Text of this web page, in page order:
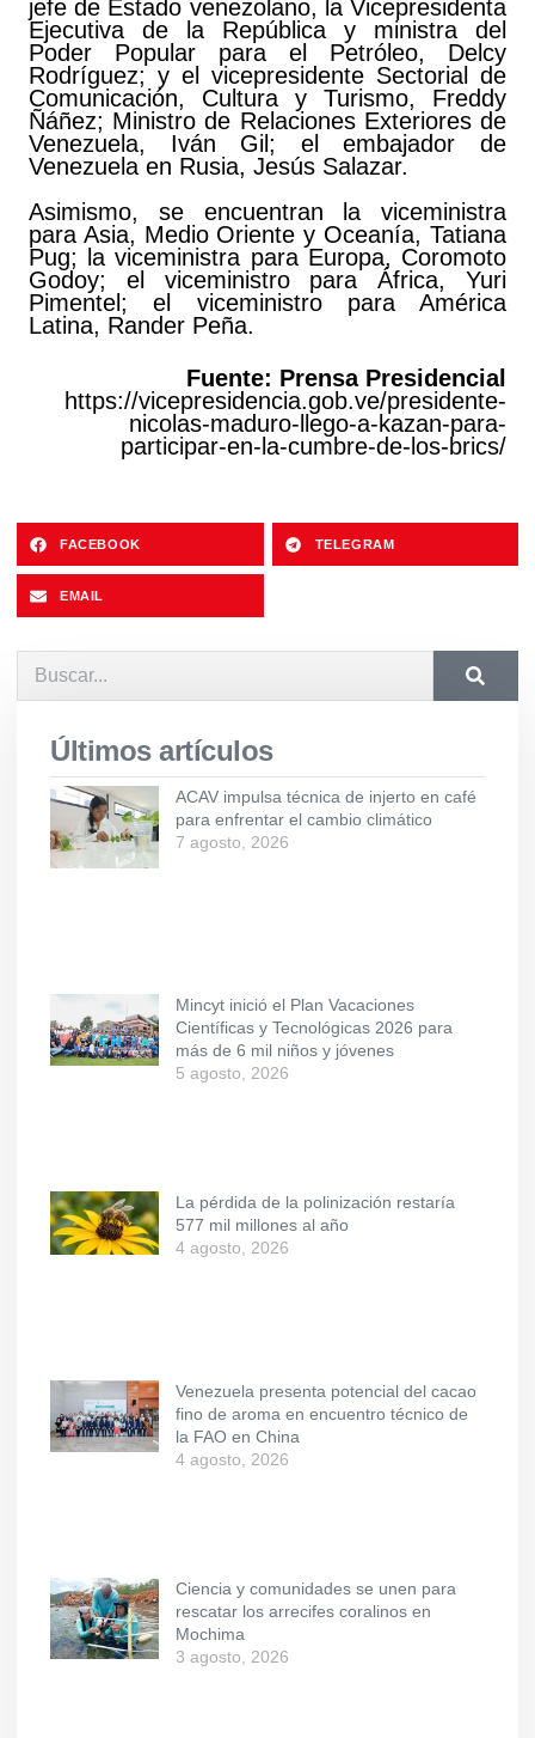
jefe de Estado venezolano, la Vicepresidenta
Ejecutiva de la República y ministra del
Poder Popular para el Petróleo, Delcy
Rodríguez; y el vicepresidente Sectorial de
Comunicación, Cultura y Turismo, Freddy
Ñáñez; Ministro de Relaciones Exteriores de
Venezuela, Iván Gil; el embajador de
Venezuela en Rusia, Jesús Salazar.
Asimismo, se encuentran la viceministra
para Asia, Medio Oriente y Oceanía, Tatiana
Pug; la viceministra para Europa, Coromoto
Godoy; el viceministro para África, Yuri
Pimentel; el viceministro para América
Latina, Rander Peña.
Fuente: Prensa Presidencial
https://vicepresidencia.gob.ve/presidente-
nicolas-maduro-llego-a-kazan-para-
participar-en-la-cumbre-de-los-brics/
FACEBOOK TELEGRAM
EMAIL
Últimos artículos
ACAV impulsa técnica de injerto en café
para enfrentar el cambio climático
7 agosto, 2026
Mincyt inició el Plan Vacaciones
Científicas y Tecnológicas 2026 para
más de 6 mil niños y jóvenes
5 agosto, 2026
La pérdida de la polinización restaría
577 mil millones al año
4 agosto, 2026
Venezuela presenta potencial del cacao
fino de aroma en encuentro técnico de
la FAO en China
4 agosto, 2026
Ciencia y comunidades se unen para
rescatar los arrecifes coralinos en
Mochima
3 agosto, 2026